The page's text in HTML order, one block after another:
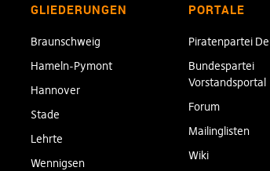
GLIEDERUNGEN
Braunschweig
Hameln-Pymont
Hannover
Stade
Lehrte
Wennigsen
PORTALE
Piratenpartei
Bundespartei
Vorstandsportal
Forum
Mailinglisten
Wiki